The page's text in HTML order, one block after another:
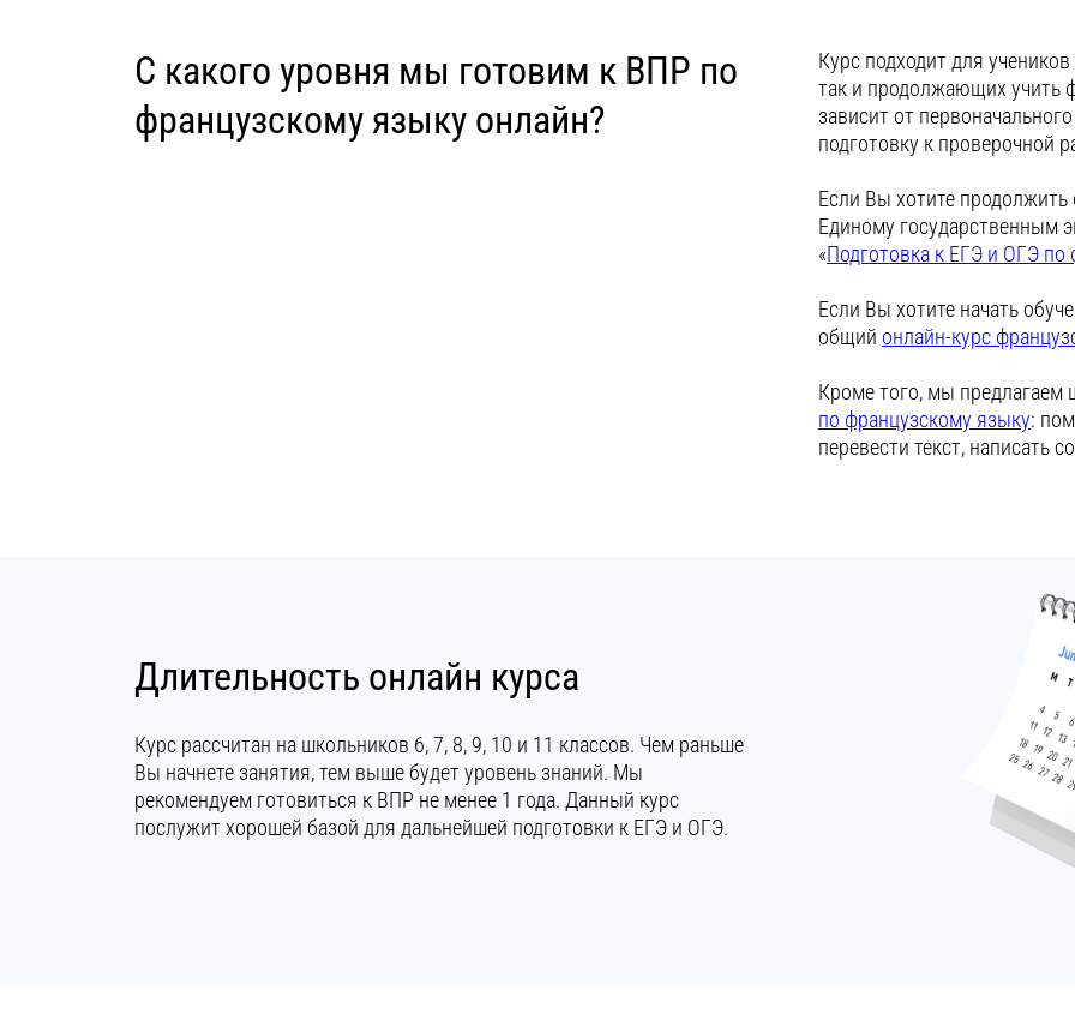
С какого уровня мы готовим к ВПР по
французскому языку онлайн?
Курс подходит для
так и продолжающих учить
зависит от
подготовку к проверочной
Если Вы хотите продолжить
Единому государственным
«Подготовка к ЕГЭ и ОГЭ по
Если Вы хотите начать
общий онлайн-курс
Кроме того, мы предлагаем
по французскому языку:
перевести текст, написать
Длительность онлайн курса
Курс рассчитан на школьников 6, 7, 8, 9, 10 и 11 классов. Чем раньше
Вы начнете занятия, тем выше будет уровень знаний. Мы
рекомендуем готовиться к ВПР не менее 1 года. Данный курс
послужит хорошей базой для дальнейшей подготовки к ЕГЭ и ОГЭ.